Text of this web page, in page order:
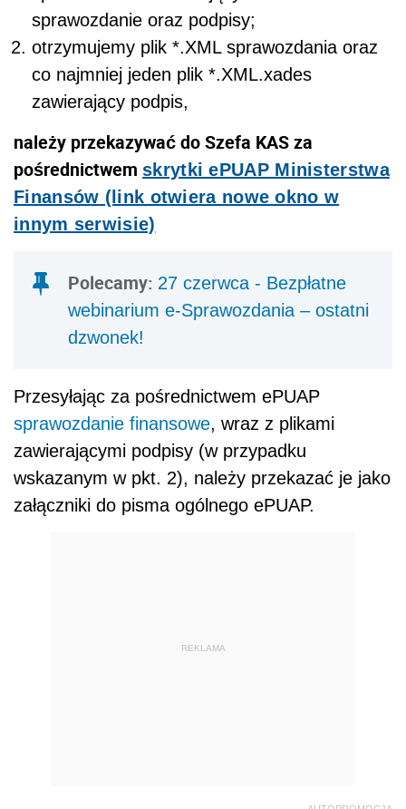
sprawozdanie oraz podpisy;
otrzymujemy plik *.XML sprawozdania oraz
co najmniej jeden plik *.XML.xades
zawierający podpis,
należy przekazywać do Szefa KAS za
pośrednictwem skrytki ePUAP Ministerstwa
Finansów (link otwiera nowe okno w
innym serwisie)
Polecamy: 27 czerwca - Bezpłatne
webinarium e-Sprawozdania – ostatni
dzwonek!
Przesyłając za pośrednictwem ePUAP
sprawozdanie finansowe, wraz z plikami
zawierającymi podpisy (w przypadku
wskazanym w pkt. 2), należy przekazać je jako
załączniki do pisma ogólnego ePUAP.
REKLAMA